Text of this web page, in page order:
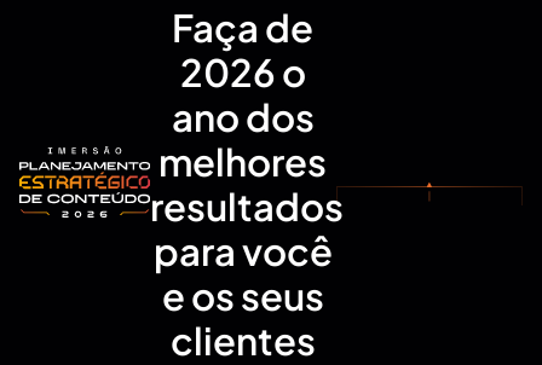
Faça de
2026 o
ano dos
melhores
resultados
para você
e os seus
clientes